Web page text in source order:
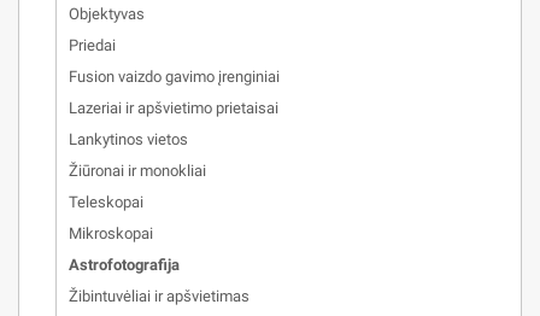
Objektyvas
Priedai
Fusion vaizdo gavimo įrenginiai
Lazeriai ir apšvietimo prietaisai
Lankytinos vietos
Žiūronai ir monokliai
Teleskopai
Mikroskopai
Astrofotografija
Žibintuvėliai ir apšvietimas